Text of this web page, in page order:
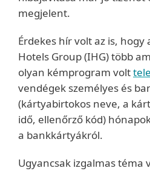
megjelent.
Érdekes hír volt az is,
Hotels Group (IHG) több
olyan kémprogram volt
vendégek személyes és
(kártyabirtokos neve, a
idő, ellenőrző kód)
a bankkártyákról.
Ugyancsak izgalmas téma